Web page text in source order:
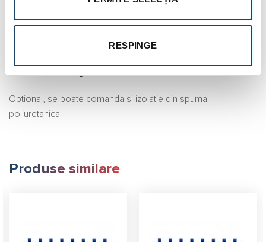
RESPINGE
Optional, se poate comanda si izolatie din spuma
poliuretanica
Produse similare